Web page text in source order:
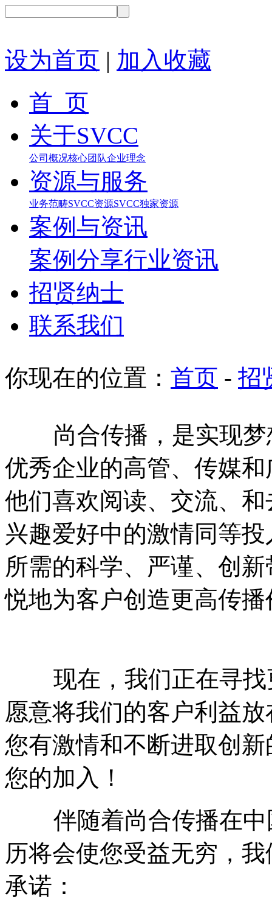
设为首页 | 加入收藏
首 页
关于SVCC
公司概况核心团队企业理念
资源与服务
业务范畴SVCC资源SVCC独家资源
案例与资讯
案例分享行业资讯
招贤纳士
联系我们
你现在的位置： 首页 - 招
尚合传播，是实现梦
优秀企业的高管、传媒
他们喜欢阅读、交流、
兴趣爱好中的激情同等
所需的科学、严谨、创
悦地为客户创造更高传
现在，我们正在寻找
愿意将我们的客户利益
您有激情和不断进取创
您的加入！
伴随着尚合传播在中
历将会使您受益无穷，
承诺：